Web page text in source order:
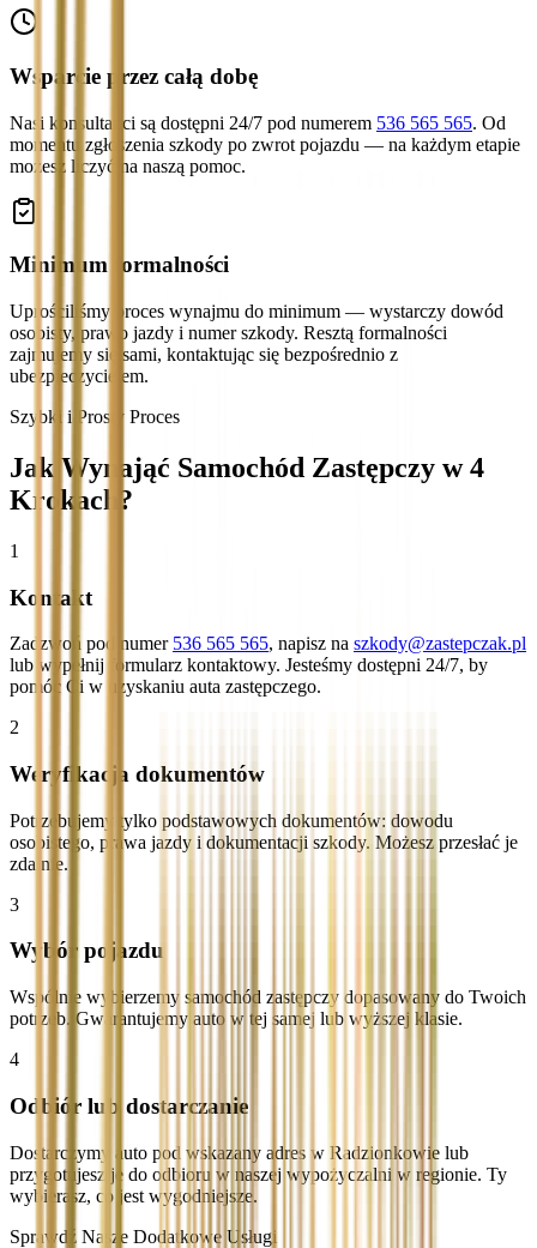
Wsparcie przez całą dobę
Nasi konsultanci są dostępni 24/7 pod numerem 536 565 565. Od
momentu zgłoszenia szkody po zwrot pojazdu — na każdym etapie
możesz liczyć na naszą pomoc.
Minimum formalności
Uprościliśmy proces wynajmu do minimum — wystarczy dowód
osobisty, prawo jazdy i numer szkody. Resztą formalności
zajmujemy się sami, kontaktując się bezpośrednio z
ubezpieczycielem.
Szybki i Prosty Proces
Jak Wynająć Samochód Zastępczy w 4
Krokach?
1
Kontakt
Zadzwoń pod numer 536 565 565, napisz na szkody@zastepczak.pl
lub wypełnij formularz kontaktowy. Jesteśmy dostępni 24/7, by
pomóc Ci w uzyskaniu auta zastępczego.
2
Weryfikacja dokumentów
Potrzebujemy tylko podstawowych dokumentów: dowodu
osobistego, prawa jazdy i dokumentacji szkody. Możesz przesłać je
zdalnie.
3
Wybór pojazdu
Wspólnie wybierzemy samochód zastępczy dopasowany do Twoich
potrzeb. Gwarantujemy auto w tej samej lub wyższej klasie.
4
Odbiór lub dostarczanie
Dostarczymy auto pod wskazany adres w Radzionkowie lub
przygotujesz je do odbioru w naszej wypożyczalni w regionie. Ty
wybierasz, co jest wygodniejsze.
Sprawdź Nasze Dodatkowe Usługi